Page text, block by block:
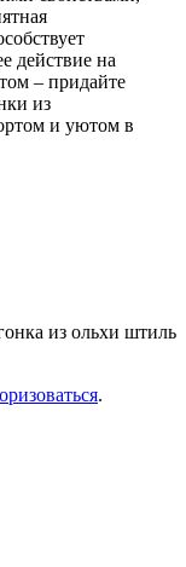
действие на
– придайте
из
и уютом в
из ольхи штиль
.